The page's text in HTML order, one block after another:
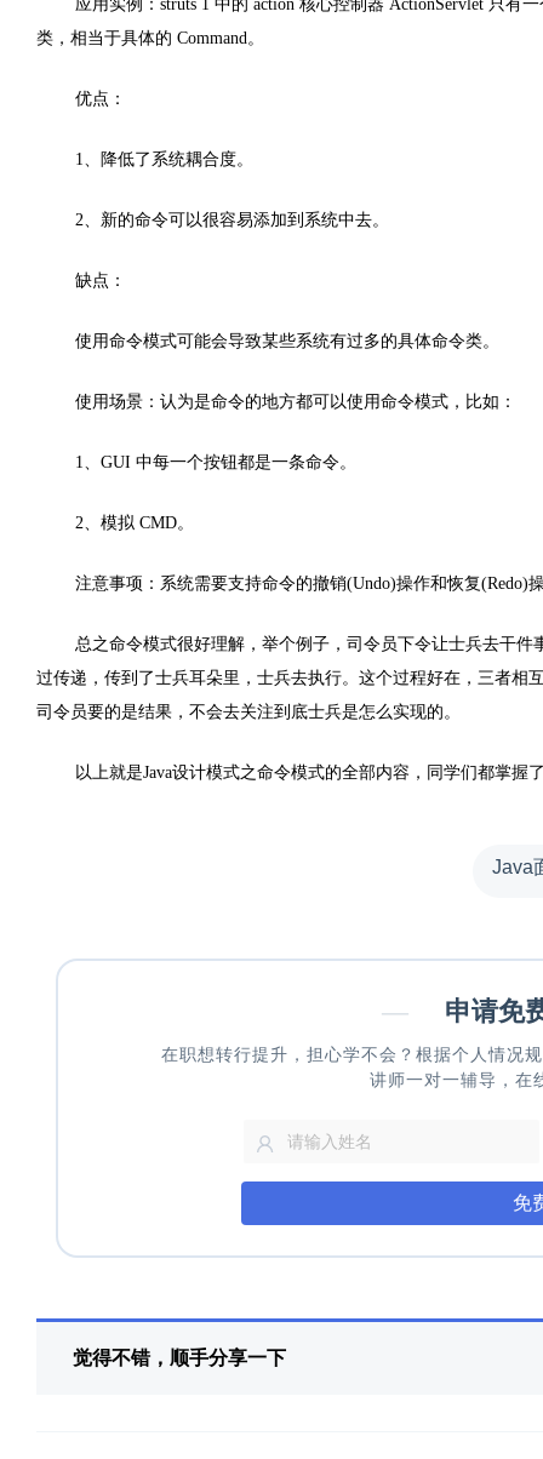
应用实例：struts 1 中的 action 核心控制器 ActionServlet 只
类，相当于具体的 Command。
优点：
1、降低了系统耦合度。
2、新的命令可以很容易添加到系统中去。
缺点：
使用命令模式可能会导致某些系统有过多的具体命令类。
使用场景：认为是命令的地方都可以使用命令模式，比如：
1、GUI 中每一个按钮都是一条命令。
2、模拟 CMD。
注意事项：系统需要支持命令的撤销(Undo)操作和恢复
总之命令模式很好理解，举个例子，司令员下令让士兵去干
过传递，传到了士兵耳朵里，士兵去执行。这个过程好在，三者
司令员要的是结果，不会去关注到底士兵是怎么实现的。
以上就是Java设计模式之命令模式的全部内容，同学们都掌握
Java
— 申请免
在职想转行提升，担心学不会？根据个人情况
讲师一对一辅导，在
免
觉得不错，顺手分享一下